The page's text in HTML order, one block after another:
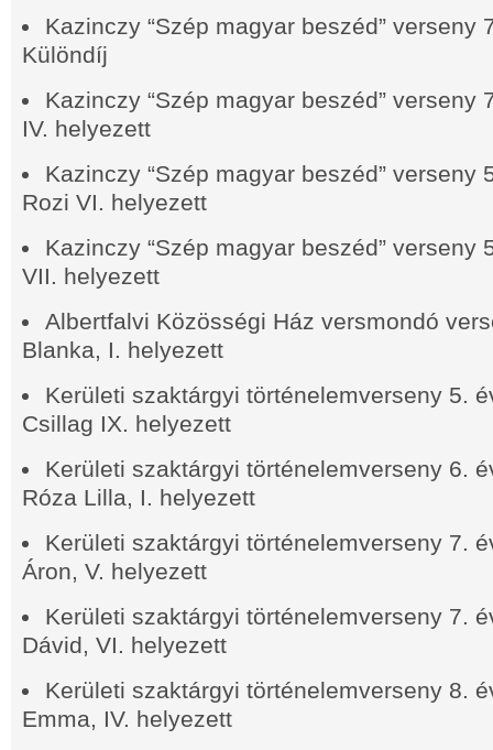
Kazinczy “Szép magyar beszéd” verseny
Különdíj
Kazinczy “Szép magyar beszéd” verseny
IV. helyezett
Kazinczy “Szép magyar beszéd” verseny
Rozi VI. helyezett
Kazinczy “Szép magyar beszéd” verseny
VII. helyezett
Albertfalvi Közösségi Ház versmondó
Blanka, I. helyezett
Kerületi szaktárgyi történelemverseny 5.
Csillag IX. helyezett
Kerületi szaktárgyi történelemverseny 6.
Róza Lilla, I. helyezett
Kerületi szaktárgyi történelemverseny 7.
Áron, V. helyezett
Kerületi szaktárgyi történelemverseny 7.
Dávid, VI. helyezett
Kerületi szaktárgyi történelemverseny 8.
Emma, IV. helyezett